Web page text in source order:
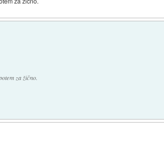
za žično.